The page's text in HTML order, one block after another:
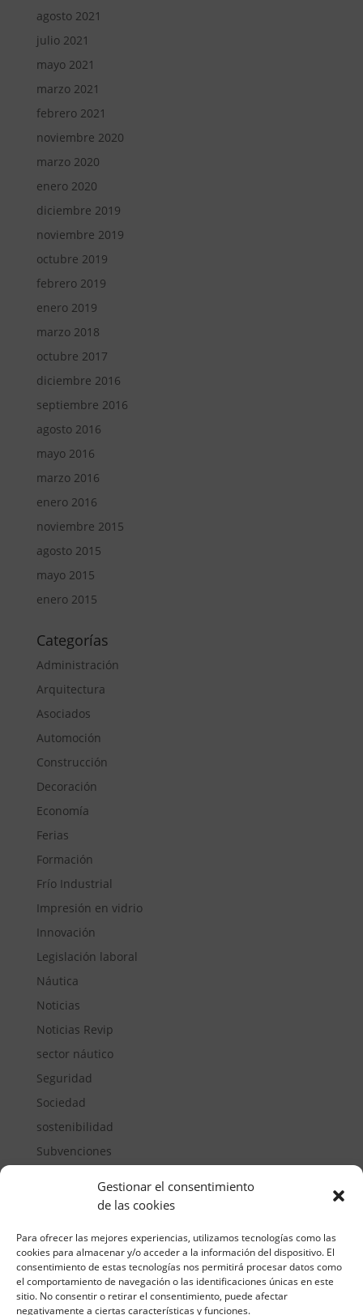
Gestionar el consentimiento
de las cookies
Para ofrecer las mejores experiencias, utilizamos tecnologías como las
cookies para almacenar y/o acceder a la información del dispositivo. El
consentimiento de estas tecnologías nos permitirá procesar datos como
el comportamiento de navegación o las identificaciones únicas en este
sitio. No consentir o retirar el consentimiento, puede afectar
negativamente a ciertas características y funciones.
agosto 2021
julio 2021
mayo 2021
marzo 2021
febrero 2021
noviembre 2020
marzo 2020
enero 2020
diciembre 2019
noviembre 2019
octubre 2019
febrero 2019
enero 2019
marzo 2018
octubre 2017
diciembre 2016
septiembre 2016
agosto 2016
mayo 2016
marzo 2016
enero 2016
noviembre 2015
agosto 2015
mayo 2015
enero 2015
Categorías
Administración
Arquitectura
Asociados
Automoción
Construcción
Decoración
Economía
Ferias
Formación
Frío Industrial
Impresión en vidrio
Innovación
Legislación laboral
Náutica
Noticias
Noticias Revip
sector náutico
Seguridad
Sociedad
sostenibilidad
Subvenciones